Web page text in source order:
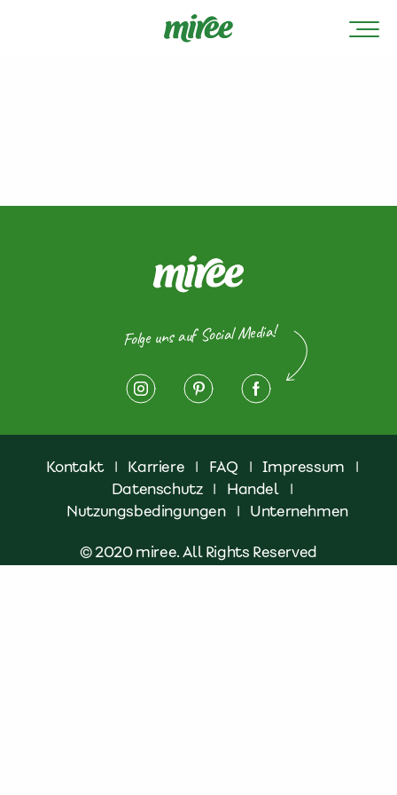
Folge uns auf Social Media!
Kontakt | Karriere | FAQ | Impressum
|
Datenschutz | Handel
|
Nutzungsbedingungen
| Unternehmen
© 2020 miree. All Rights Reserved